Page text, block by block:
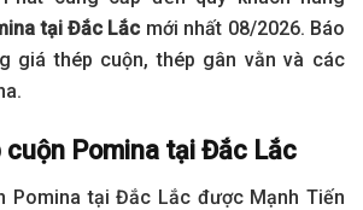
tại Đắc Lắc mới nhất 08/2026. Báo
giá thép cuộn, thép gân vằn và các
cuộn Pomina tại Đắc Lắc
Pomina tại Đắc Lắc được Mạnh Tiến